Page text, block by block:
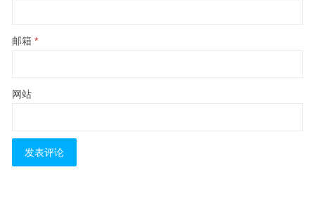
邮箱 *
网站